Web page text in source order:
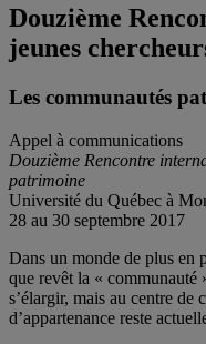
Douzième
jeunes
Les communautés
Appel à communications
Douzième Rencontre
patrimoine
Université du Québec à
28 au 30 septembre 2017
Dans un monde de plus en
que revêt la « communauté
s’élargir, mais au centre
d’appartenance reste